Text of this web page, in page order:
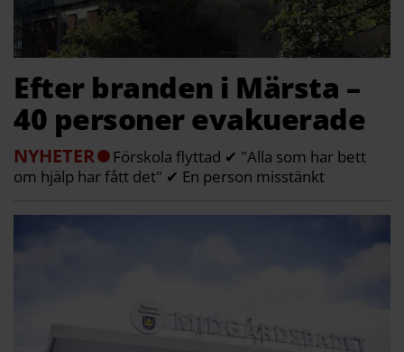
Efter branden i Märsta –
40 personer evakuerade
NYHETER
Förskola flyttad ✔ "Alla som har bett
om hjälp har fått det" ✔ En person misstänkt